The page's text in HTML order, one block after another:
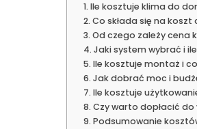
Ile kosztuje klima do
Co składa się na koszt
Od czego zależy cena
Jaki system wybrać i
Ile kosztuje montaż i
Jak dobrać moc i
Ile kosztuje
Czy warto dopłacić
Podsumowanie